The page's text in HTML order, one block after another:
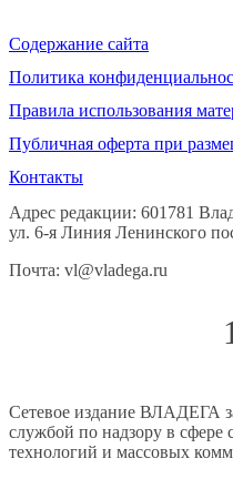
Содержание сайта
Политика
Правила использования
Публичная оферта при
Контакты
Адрес редакции: 601781
ул. 6-я Линия Ленинского
Почта: vl@vladega.ru
Сетевое издание ВЛАДЕГА
службой по надзору в
технологий и массовых